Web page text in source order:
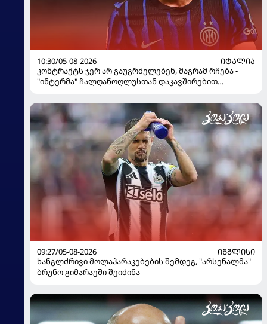
10:30/05-08-2026
ᲘᲢᲐᲚᲘᲐ
კონტრაქტს ჯერ არ გაუგრძელებენ, მაგრამ რჩება -
"ინტერმა" ჩალღანოღლუსთან დაკავშირებით
09:27/05-08-2026
ᲘᲜᲒᲚᲘᲡᲘ
ხანგლძრივი მოლაპარაკებების შემდეგ, "არსენალმა"
ბრუნო გიმარაეში შეიძინა